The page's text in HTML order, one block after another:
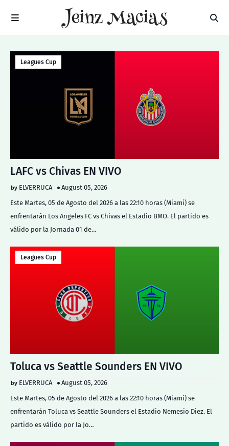
Leagues Cup
LAFC vs Chivas EN VIVO
ELVERRUCA
August 05, 2026
Este Martes, 05 de Agosto del 2026 a las 22:10 horas (Miami) se
enfrentarán Los Angeles FC vs Chivas el Estadio BMO. El partido es
válido por la Jornada 01 de…
Leagues Cup
Toluca vs Seattle Sounders EN VIVO
ELVERRUCA
August 05, 2026
Este Martes, 05 de Agosto del 2026 a las 22:10 horas (Miami) se
enfrentarán Toluca vs Seattle Sounders el Estadio Nemesio Diez. El
partido es válido por la Jo…